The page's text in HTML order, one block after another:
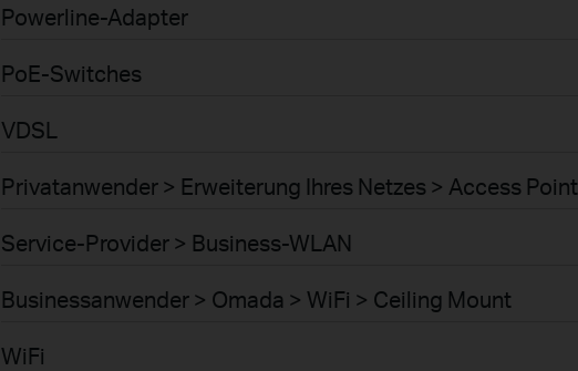
Powerline-Adapter
PoE-Switches
VDSL
Privatanwender > Erweiterung Ihres Netzes > Access Point
Service-Provider > Business-WLAN
Businessanwender > Omada > WiFi > Ceiling Mount
WiFi